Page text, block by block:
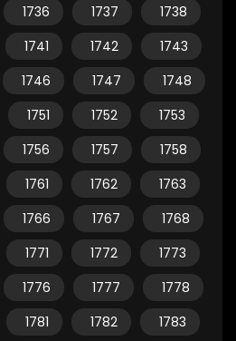
1736 1737
1738
1741 1742
1743
1746 1747
1748
1751 1752
1753
1756 1757
1758
1761 1762
1763
1766 1767
1768
1771 1772
1773
1776 1777
1778
1781 1782
1783